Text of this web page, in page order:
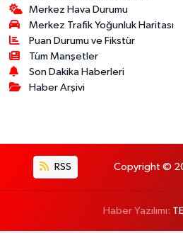
Merkez Hava Durumu
Merkez Trafik Yoğunluk Haritası
Puan Durumu ve Fikstür
Tüm Manşetler
Son Dakika Haberleri
Haber Arşivi
RSS Copyright ©
Haber Yazılımı: